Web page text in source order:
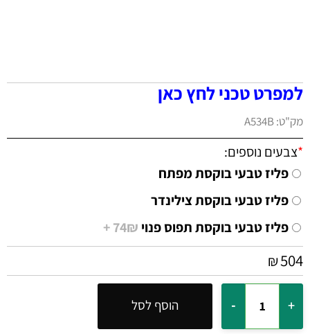
למפרט טכני לחץ כאן
מק"ט:A534B
*צבעים נוספים:
פליז טבעי בוקסת מפתח
פליז טבעי בוקסת צילינדר
פליז טבעי בוקסת תפוס פנוי 74₪ +
₪504
הוסף לסל